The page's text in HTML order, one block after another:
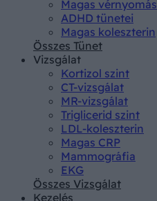
Magas vérnyomás
ADHD tünetei
Magas koleszterin
Összes Tünet
Vizsgálat
Kortizol szint
CT-vizsgálat
MR-vizsgálat
Triglicerid szint
LDL-koleszterin
Magas CRP
Mammográfia
EKG
Összes Vizsgálat
Kezelés